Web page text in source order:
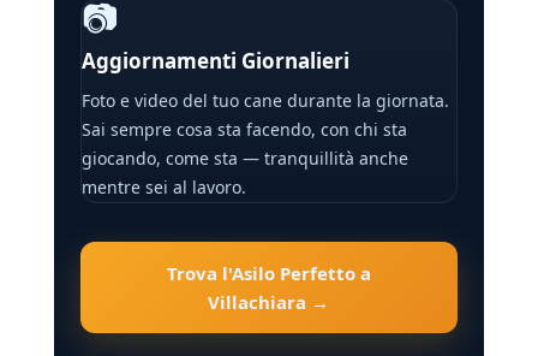
📷
Aggiornamenti Giornalieri
Foto e video del tuo cane durante la giornata.
Sai sempre cosa sta facendo, con chi sta
giocando, come sta — tranquillità anche
mentre sei al lavoro.
Trova l'Asilo Perfetto a
Villachiara →